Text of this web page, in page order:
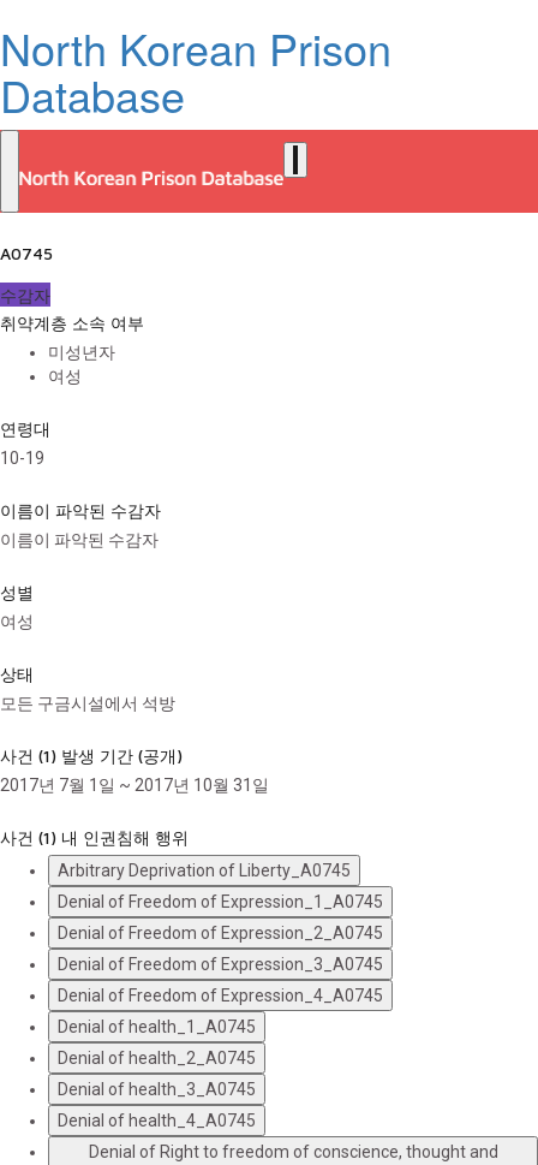
North Korean Prison
Database
A0745
수감자
취약계층 소속 여부
미성년자
여성
연령대
10-19
이름이 파악된 수감자
이름이 파악된 수감자
성별
여성
상태
모든 구금시설에서 석방
사건 (1) 발생 기간 (공개)
2017년 7월 1일 ~ 2017년 10월 31일
사건 (1) 내 인권침해 행위
Arbitrary Deprivation of Liberty_A0745
Denial of Freedom of Expression_1_A0745
Denial of Freedom of Expression_2_A0745
Denial of Freedom of Expression_3_A0745
Denial of Freedom of Expression_4_A0745
Denial of health_1_A0745
Denial of health_2_A0745
Denial of health_3_A0745
Denial of health_4_A0745
Denial of Right to freedom of conscience, thought and